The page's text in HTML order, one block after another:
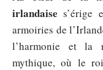
irlandaise s’érige
armoiries de
l’harmonie et la
mythique, où le